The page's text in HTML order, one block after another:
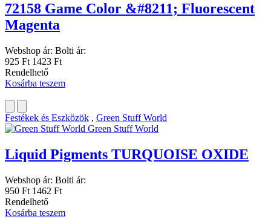
72158 Game Color &#8211; Fluorescent
Magenta
Webshop ár: Bolti ár:
925 Ft 1423 Ft
Rendelhető
Kosárba teszem
Festékek és Eszközök , Green Stuff World
Green Stuff World
Liquid Pigments TURQUOISE OXIDE
Webshop ár: Bolti ár:
950 Ft 1462 Ft
Rendelhető
Kosárba teszem